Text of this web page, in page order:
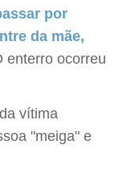
por
da mãe,
enterro ocorreu
vítima
"meiga" e